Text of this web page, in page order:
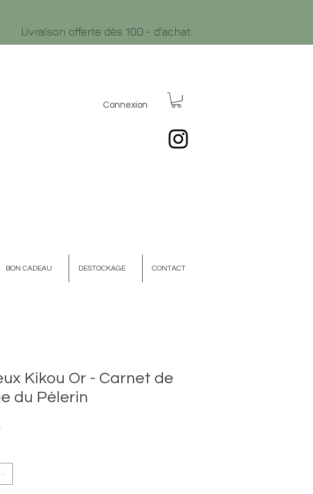
Livraison offerte dès 100.- d'achat
Connexion
BON CADEAU DESTOCKAGE CONTACT
Kikou Or - Carnet de
du Pèlerin
Prix